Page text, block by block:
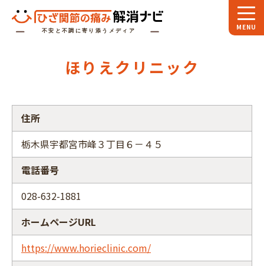
スペシャル 対談
お役立ちコラム
専門家インタビュー
ほりえクリニック
住所
栃木県宇都宮市峰３丁目６－４５
電話番号
028-632-1881
ホームページURL
https://www.horieclinic.com/